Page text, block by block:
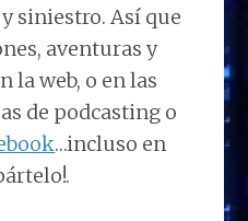
siniestro. Así que
aventuras y
la web, o en las
de podcasting o
…incluso en